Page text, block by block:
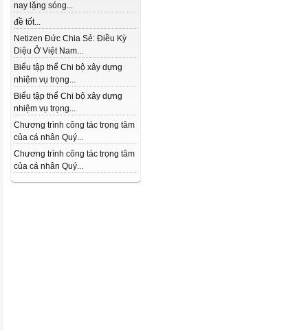
nay lặng sóng...
đề tốt...
Netizen Đức Chia Sẻ: Điều Kỳ
Diệu Ở Việt Nam...
Biểu tập thể Chi bộ xây dựng
nhiệm vụ trọng...
Biểu tập thể Chi bộ xây dựng
nhiệm vụ trọng...
Chương trình công tác trọng tâm
của cá nhân Quý...
Chương trình công tác trọng tâm
của cá nhân Quý...